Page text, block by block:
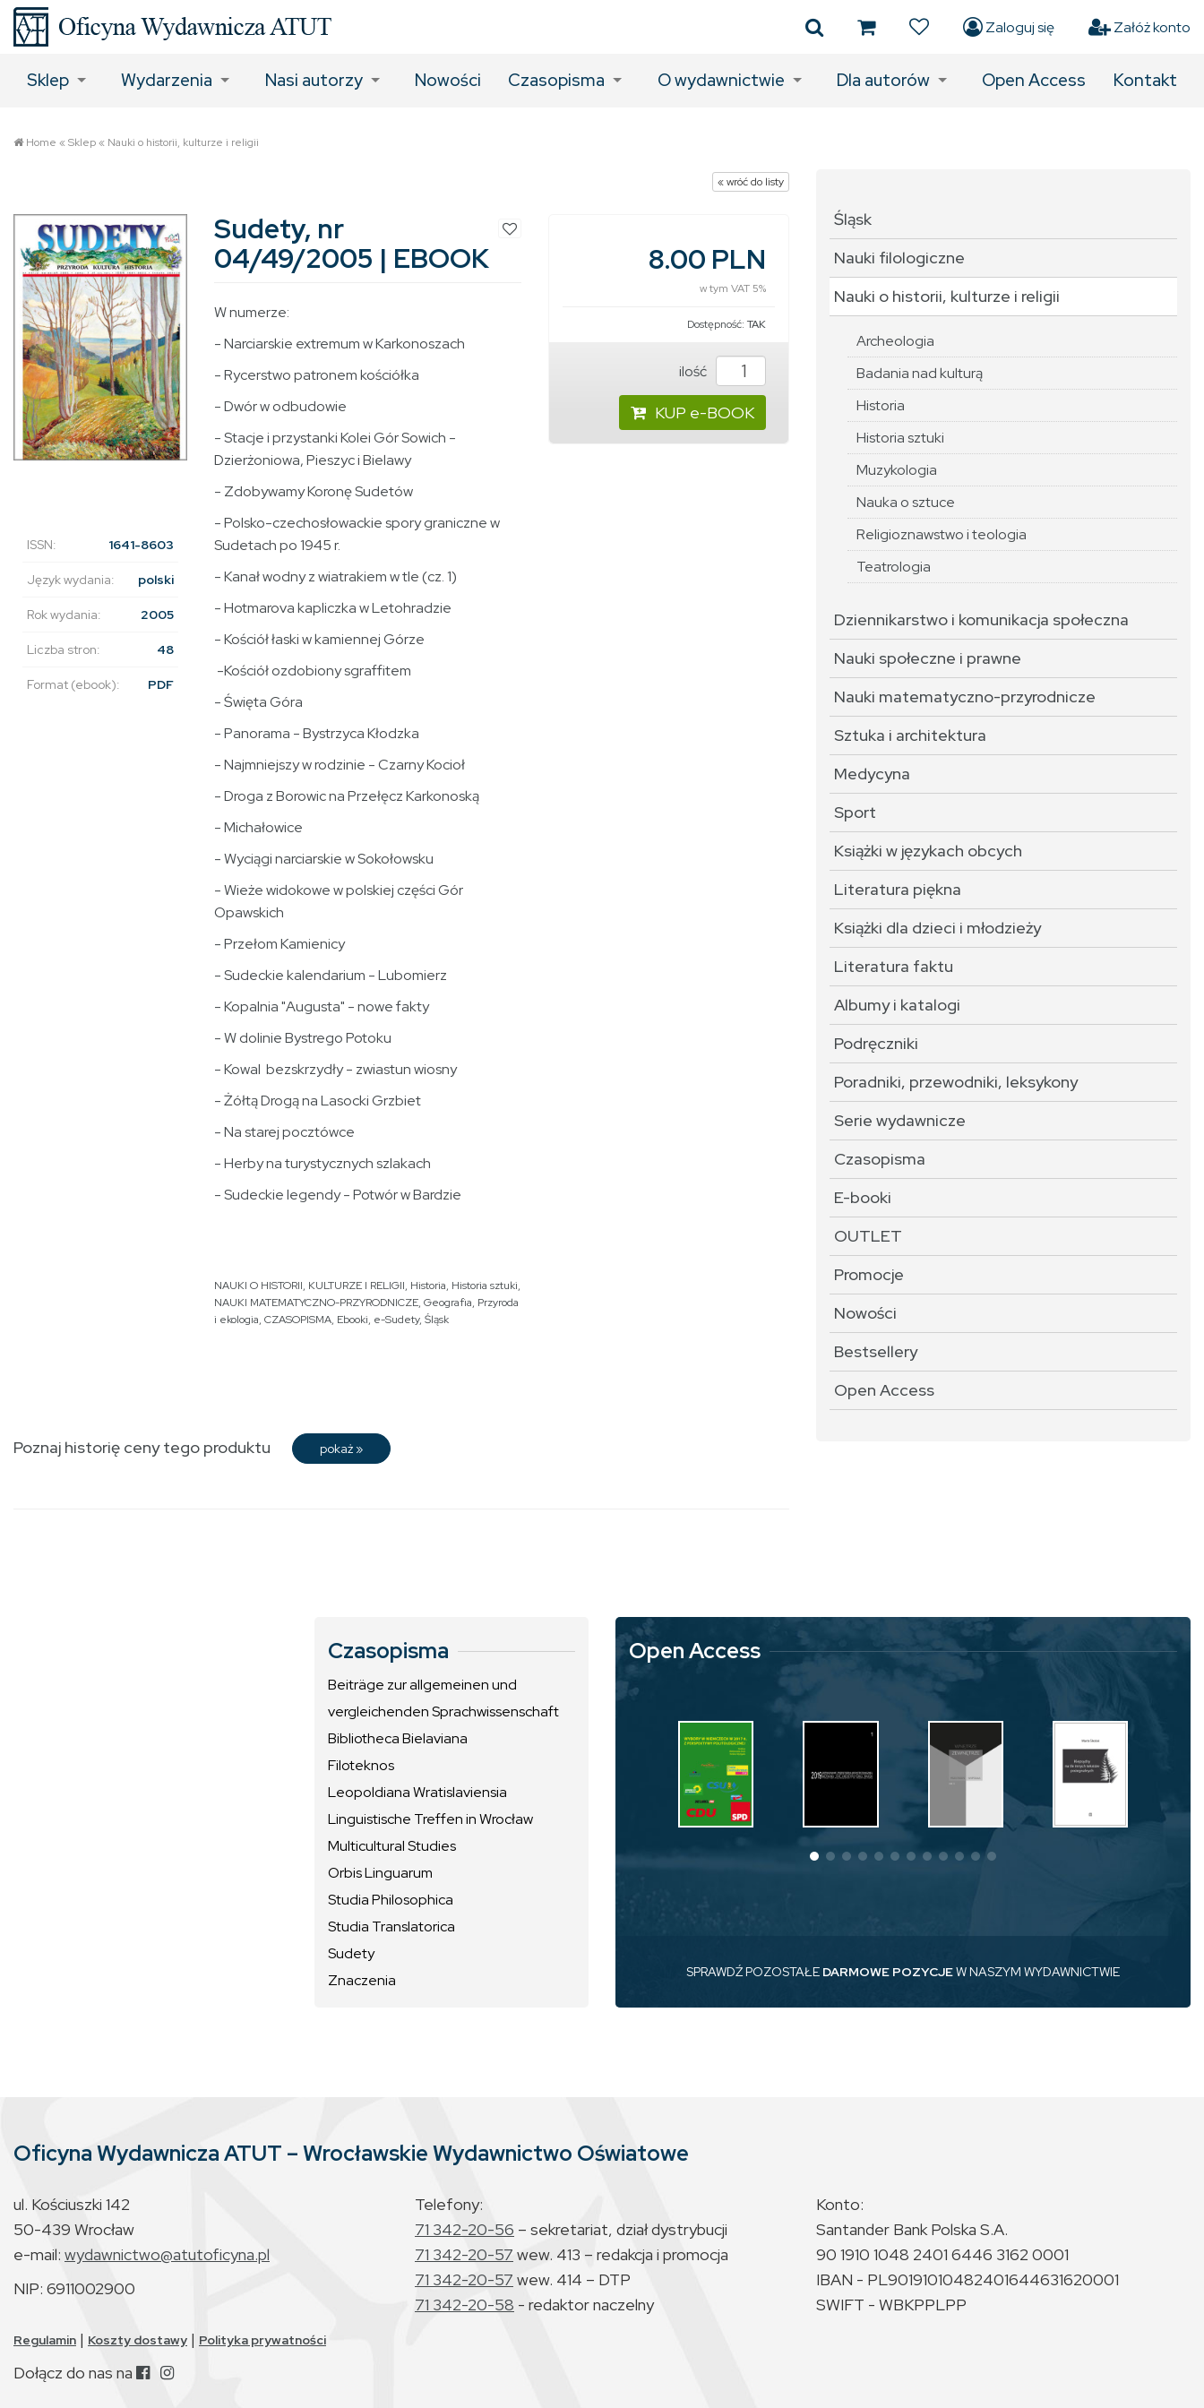
Zaloguj się Załóż konto
Sklep Wydarzenia Nasi autorzy Nowości Czasopisma O wydawnictwie Dla autorów Open Access Kontakt
Home «Sklep« Nauki o historii, kulturze i religii
« wróć do listy
ISSN: 1641-8603
Język wydania: polski
Rok wydania: 2005
Liczba stron: 48
Format (ebook): PDF
Sudety, nr
04/49/2005 | EBOOK
W numerze:
- Narciarskie extremum w Karkonoszach
- Rycerstwo patronem kościółka
- Dwór w odbudowie
- Stacje i przystanki Kolei Gór Sowich -
Dzierżoniowa, Pieszyc i Bielawy
- Zdobywamy Koronę Sudetów
- Polsko-czechosłowackie spory graniczne w
Sudetach po 1945 r.
- Kanał wodny z wiatrakiem w tle (cz. 1)
- Hotmarova kapliczka w Letohradzie
- Kościół łaski w kamiennej Górze
-Kościół ozdobiony sgraffitem
- Święta Góra
- Panorama - Bystrzyca Kłodzka
- Najmniejszy w rodzinie - Czarny Kocioł
- Droga z Borowic na Przełęcz Karkonoską
- Michałowice
- Wyciągi narciarskie w Sokołowsku
- Wieże widokowe w polskiej części Gór
Opawskich
- Przełom Kamienicy
- Sudeckie kalendarium - Lubomierz
- Kopalnia "Augusta" - nowe fakty
- W dolinie Bystrego Potoku
- Kowal bezskrzydły - zwiastun wiosny
- Żółtą Drogą na Lasocki Grzbiet
- Na starej pocztówce
- Herby na turystycznych szlakach
- Sudeckie legendy - Potwór w Bardzie
NAUKI O HISTORII, KULTURZE I RELIGII, Historia, Historia sztuki,
NAUKI MATEMATYCZNO-PRZYRODNICZE, Geografia, Przyroda
i ekologia, CZASOPISMA, Ebooki, e-Sudety, Śląsk
8.00 PLN
w tym VAT 5%
Dostępność: TAK
ilość
KUP e-BOOK
Poznaj historię ceny tego produktu pokaż »
Śląsk
Nauki filologiczne
Nauki o historii, kulturze i religii
Archeologia
Badania nad kulturą
Historia
Historia sztuki
Muzykologia
Nauka o sztuce
Religioznawstwo i teologia
Teatrologia
Dziennikarstwo i komunikacja społeczna
Nauki społeczne i prawne
Nauki matematyczno-przyrodnicze
Sztuka i architektura
Medycyna
Sport
Książki w językach obcych
Literatura piękna
Książki dla dzieci i młodzieży
Literatura faktu
Albumy i katalogi
Podręczniki
Poradniki, przewodniki, leksykony
Serie wydawnicze
Czasopisma
E-booki
OUTLET
Promocje
Nowości
Bestsellery
Open Access
Czasopisma
Beiträge zur allgemeinen und
vergleichenden Sprachwissenschaft
Bibliotheca Bielaviana
Filoteknos
Leopoldiana Wratislaviensia
Linguistische Treffen in Wrocław
Multicultural Studies
Orbis Linguarum
Studia Philosophica
Studia Translatorica
Sudety
Znaczenia
Open Access
SPRAWDŹ POZOSTAŁE DARMOWE POZYCJEW NASZYM WYDAWNICTWIE
Oficyna Wydawnicza ATUT – Wrocławskie Wydawnictwo Oświatowe
ul. Kościuszki 142
50-439 Wrocław
e-mail: wydawnictwo@atutoficyna.pl
NIP: 6911002900
Telefony:
71 342-20-56 – sekretariat, dział dystrybucji
71 342-20-57 wew. 413 – redakcja i promocja
71 342-20-57 wew. 414 – DTP
71 342-20-58 - redaktor naczelny
Konto:
Santander Bank Polska S.A.
90 1910 1048 2401 6446 3162 0001
IBAN - PL90191010482401644631620001
SWIFT - WBKPPLPP
Regulamin | Koszty dostawy | Polityka prywatności
Dołącz do nas na